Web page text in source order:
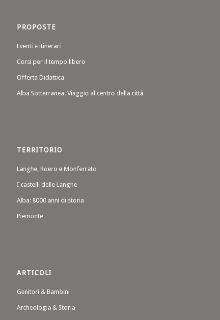
PROPOSTE
Eventi e itinerari
Corsi per il tempo libero
Offerta Didattica
Alba Sotterranea. Viaggio al centro della città
TERRITORIO
Langhe, Roero e Monferrato
I castelli delle Langhe
Alba: 8000 anni di storia
Piemonte
ARTICOLI
Genitori & Bambini
Archeologia & Storia